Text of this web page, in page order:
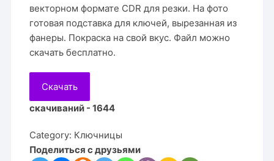
векторном формате CDR для резки. На фото
готовая подставка для ключей, вырезанная из
фанеры. Покраска на свой вкус. Файл можно
скачать бесплатно.
Скачать
скачиваний - 1644
Category: Ключницы
Поделиться с друзьями